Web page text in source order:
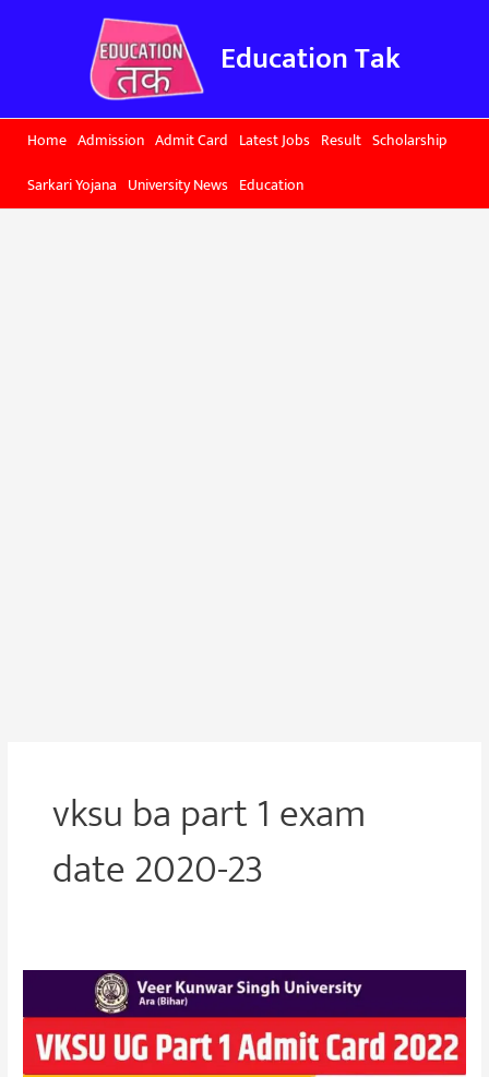
Education Tak
Home Admission Admit Card Latest Jobs Result Scholarship
Sarkari Yojana University News Education
vksu ba part 1 exam
date 2020-23
Admit